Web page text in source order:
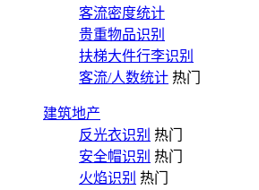
客流密度统计
贵重物品识别
扶梯大件行李识别
客流/人数统计 热门
建筑地产
反光衣识别 热门
安全帽识别 热门
火焰识别 热门